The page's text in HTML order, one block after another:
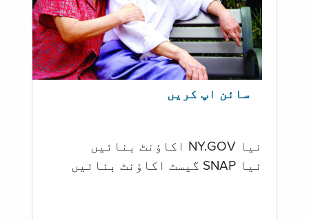
سائن اپ کریں
نیا NY.GOV اکاؤنٹ بنائیں
نیا SNAP گیسٹ اکاؤنٹ بنائیں